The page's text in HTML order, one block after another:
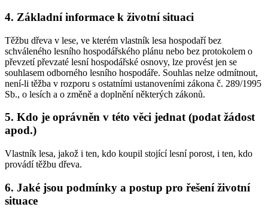
4. Základní informace k životní situaci
Těžbu dřeva v lese, ve kterém vlastník lesa hospodaří bez
schváleného lesního hospodářského plánu nebo bez protokolem o
převzetí převzaté lesní hospodářské osnovy, lze provést jen se
souhlasem odborného lesního hospodáře. Souhlas nelze odmítnout,
není-li těžba v rozporu s ostatními ustanoveními zákona č. 289/1995
Sb., o lesích a o změně a doplnění některých zákonů.
5. Kdo je oprávněn v této věci jednat (podat žádost
apod.)
Vlastník lesa, jakož i ten, kdo koupil stojící lesní porost, i ten, kdo
provádí těžbu dřeva.
6. Jaké jsou podmínky a postup pro řešení životní
situace